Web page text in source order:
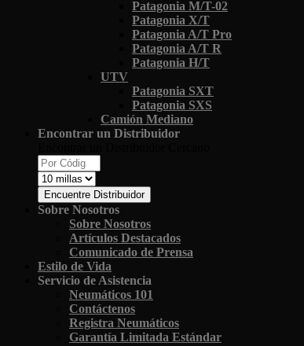
Patagonia M/T-02
Patagonia X/T
Patagonia A/T Pro
Patagonia A/T R
Patagonia H/T
UTV
Patagonia SXT
Patagonia SXS
Camión Mediano
Encontrar un Distribuidor
Encuentre Distribuidor
Sobre Nosotros
Sobre Nosotros
Artículos Destacados
Comunicado de Prensa
Estilo de Vida
Servicio de Asistencia
Neumáticos 101
Contáctenos
Registra Neumáticos
Garantía Limitada Estándar